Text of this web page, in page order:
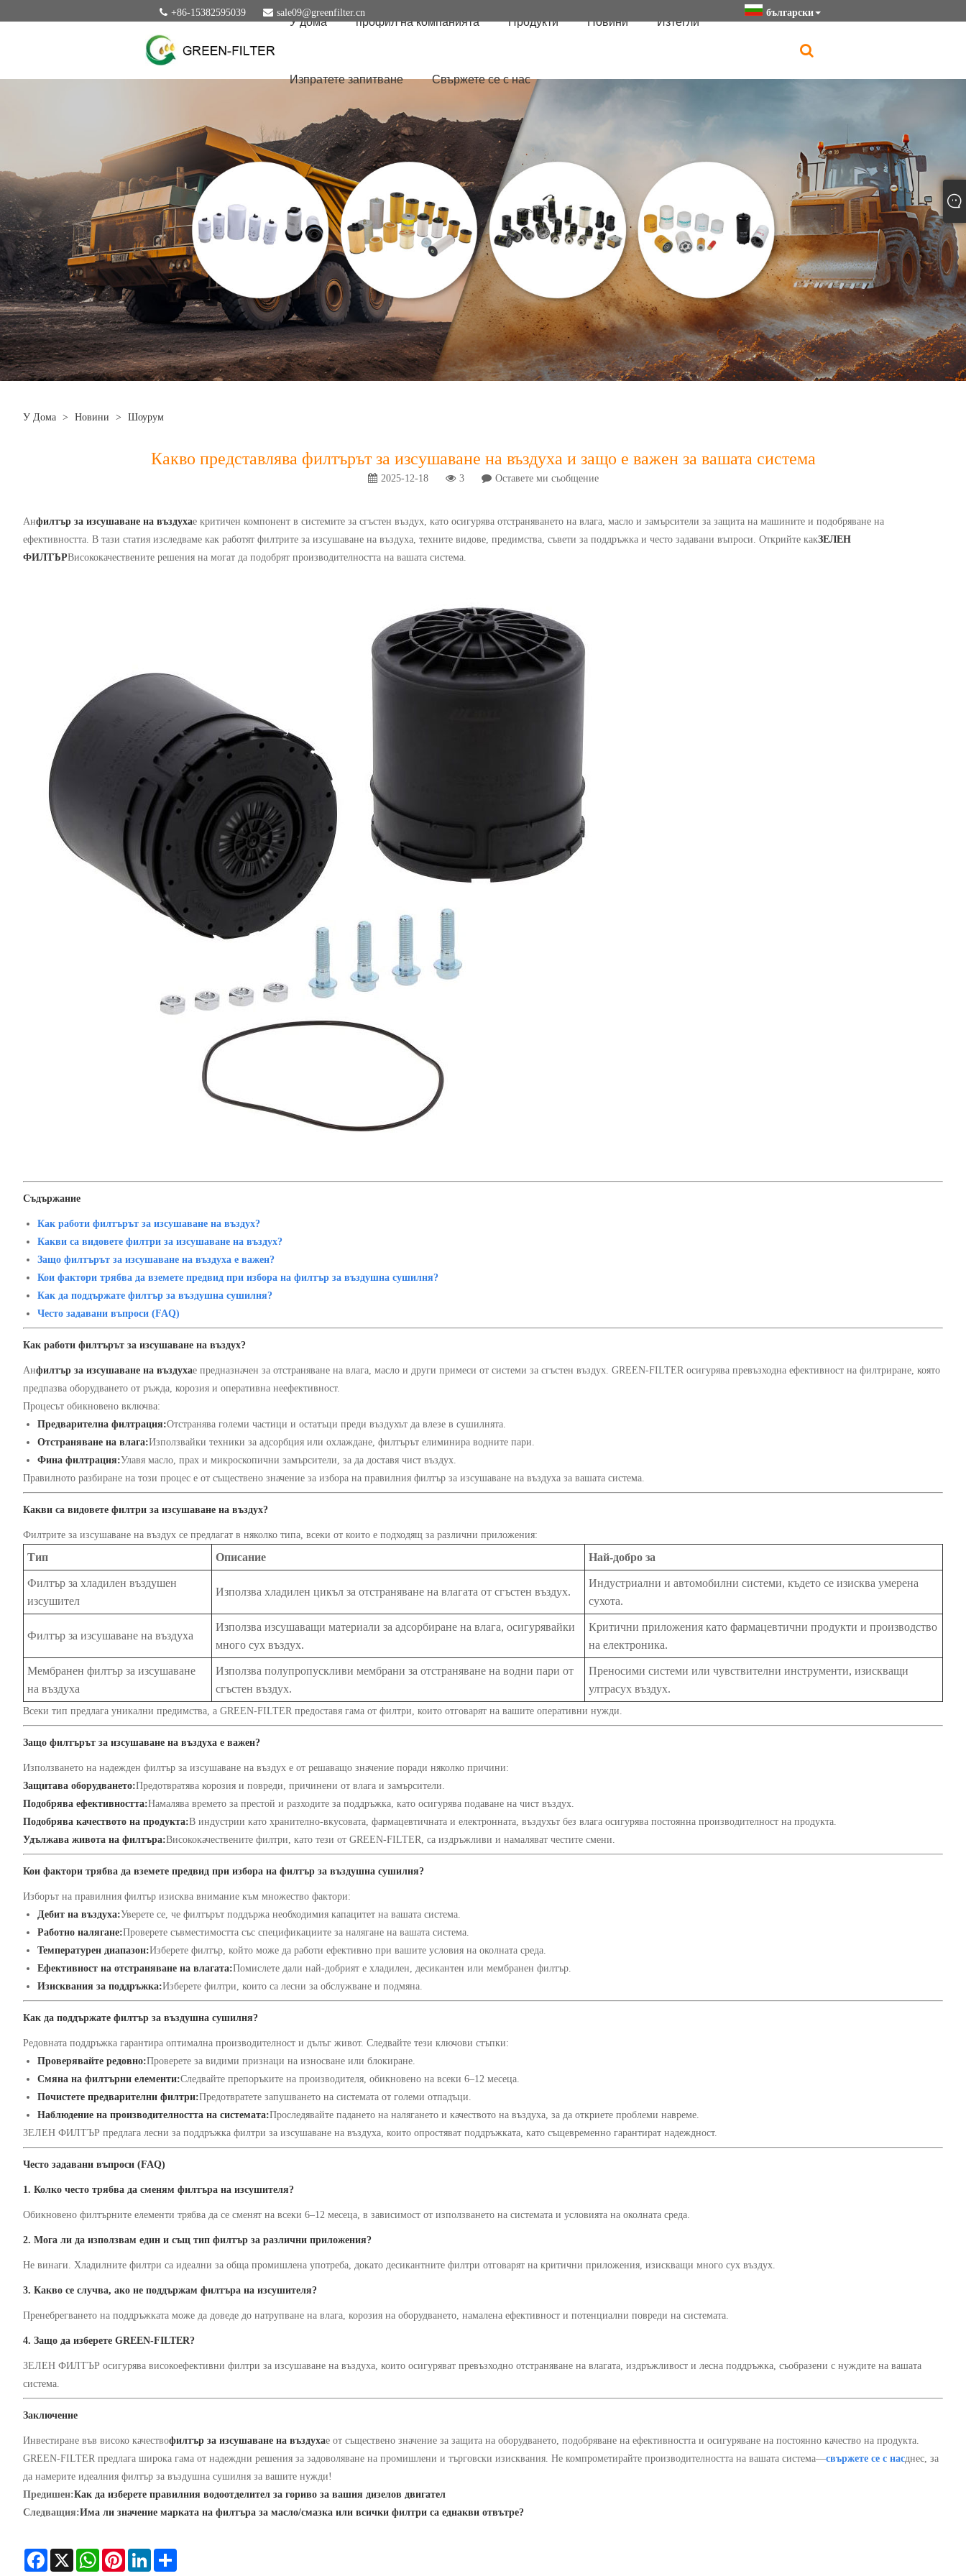
+86-15382595039 sale09@greenfilter.cn български
У дома профил на компанията Продукти Новини Изтегли
Изпратете запитване Свържете се с нас
У Дома > Новини > Шоурум
Какво представлява филтърът за изсушаване на въздуха и защо е важен за вашата система
2025-12-18 3 Оставете ми съобщение
Анфилтър за изсушаване на въздухае критичен компонент в системите за сгъстен въздух, като осигурява отстраняването на влага, масло и замърсители за защита на машините и подобряване на
ефективността. В тази статия изследваме как работят филтрите за изсушаване на въздуха, техните видове, предимства, съвети за поддръжка и често задавани въпроси. Открийте какЗЕЛЕН
ФИЛТЪРВисококачествените решения на могат да подобрят производителността на вашата система.
Съдържание
Как работи филтърът за изсушаване на въздух?
Какви са видовете филтри за изсушаване на въздух?
Защо филтърът за изсушаване на въздуха е важен?
Кои фактори трябва да вземете предвид при избора на филтър за въздушна сушилня?
Как да поддържате филтър за въздушна сушилня?
Често задавани въпроси (FAQ)
Как работи филтърът за изсушаване на въздух?
Анфилтър за изсушаване на въздухае предназначен за отстраняване на влага, масло и други примеси от системи за сгъстен въздух. GREEN-FILTER осигурява превъзходна ефективност на филтриране, която
предпазва оборудването от ръжда, корозия и оперативна неефективност.
Процесът обикновено включва:
Предварителна филтрация:Отстранява големи частици и остатъци преди въздухът да влезе в сушилнята.
Отстраняване на влага:Използвайки техники за адсорбция или охлаждане, филтърът елиминира водните пари.
Фина филтрация:Улавя масло, прах и микроскопични замърсители, за да доставя чист въздух.
Правилното разбиране на този процес е от съществено значение за избора на правилния филтър за изсушаване на въздуха за вашата система.
Какви са видовете филтри за изсушаване на въздух?
Филтрите за изсушаване на въздух се предлагат в няколко типа, всеки от които е подходящ за различни приложения:
Тип Описание Най-добро за
Филтър за хладилен въздушен
изсушител
Използва хладилен цикъл за отстраняване на влагата от сгъстен въздух.
Индустриални и автомобилни системи, където се изисква умерена
сухота.
Филтър за изсушаване на въздуха
Използва изсушаващи материали за адсорбиране на влага, осигурявайки
много сух въздух.
Критични приложения като фармацевтични продукти и производство
на електроника.
Мембранен филтър за изсушаване
на въздуха
Използва полупропускливи мембрани за отстраняване на водни пари от
сгъстен въздух.
Преносими системи или чувствителни инструменти, изискващи
ултрасух въздух.
Всеки тип предлага уникални предимства, а GREEN-FILTER предоставя гама от филтри, които отговарят на вашите оперативни нужди.
Защо филтърът за изсушаване на въздуха е важен?
Използването на надежден филтър за изсушаване на въздух е от решаващо значение поради няколко причини:
Защитава оборудването:Предотвратява корозия и повреди, причинени от влага и замърсители.
Подобрява ефективността:Намалява времето за престой и разходите за поддръжка, като осигурява подаване на чист въздух.
Подобрява качеството на продукта:В индустрии като хранително-вкусовата, фармацевтичната и електронната, въздухът без влага осигурява постоянна производителност на продукта.
Удължава живота на филтъра:Висококачествените филтри, като тези от GREEN-FILTER, са издръжливи и намаляват честите смени.
Кои фактори трябва да вземете предвид при избора на филтър за въздушна сушилня?
Изборът на правилния филтър изисква внимание към множество фактори:
Дебит на въздуха:Уверете се, че филтърът поддържа необходимия капацитет на вашата система.
Работно налягане:Проверете съвместимостта със спецификациите за налягане на вашата система.
Температурен диапазон:Изберете филтър, който може да работи ефективно при вашите условия на околната среда.
Ефективност на отстраняване на влагата:Помислете дали най-добрият е хладилен, десикантен или мембранен филтър.
Изисквания за поддръжка:Изберете филтри, които са лесни за обслужване и подмяна.
Как да поддържате филтър за въздушна сушилня?
Редовната поддръжка гарантира оптимална производителност и дълъг живот. Следвайте тези ключови стъпки:
Проверявайте редовно:Проверете за видими признаци на износване или блокиране.
Смяна на филтърни елементи:Следвайте препоръките на производителя, обикновено на всеки 6–12 месеца.
Почистете предварителни филтри:Предотвратете запушването на системата от големи отпадъци.
Наблюдение на производителността на системата:Проследявайте падането на налягането и качеството на въздуха, за да откриете проблеми навреме.
ЗЕЛЕН ФИЛТЪР предлага лесни за поддръжка филтри за изсушаване на въздуха, които опростяват поддръжката, като същевременно гарантират надеждност.
Често задавани въпроси (FAQ)
1. Колко често трябва да сменям филтъра на изсушителя?
Обикновено филтърните елементи трябва да се сменят на всеки 6–12 месеца, в зависимост от използването на системата и условията на околната среда.
2. Мога ли да използвам един и същ тип филтър за различни приложения?
Не винаги. Хладилните филтри са идеални за обща промишлена употреба, докато десикантните филтри отговарят на критични приложения, изискващи много сух въздух.
3. Какво се случва, ако не поддържам филтъра на изсушителя?
Пренебрегването на поддръжката може да доведе до натрупване на влага, корозия на оборудването, намалена ефективност и потенциални повреди на системата.
4. Защо да изберете GREEN-FILTER?
ЗЕЛЕН ФИЛТЪР осигурява високоефективни филтри за изсушаване на въздуха, които осигуряват превъзходно отстраняване на влагата, издръжливост и лесна поддръжка, съобразени с нуждите на вашата
система.
Заключение
Инвестиране във високо качествофилтър за изсушаване на въздухае от съществено значение за защита на оборудването, подобряване на ефективността и осигуряване на постоянно качество на продукта.
GREEN-FILTER предлага широка гама от надеждни решения за задоволяване на промишлени и търговски изисквания. Не компрометирайте производителността на вашата система—свържете се с насднес, за
да намерите идеалния филтър за въздушна сушилня за вашите нужди!
Предишен:Как да изберете правилния водоотделител за гориво за вашия дизелов двигател
Следващия:Има ли значение марката на филтъра за масло/смазка или всички филтри са еднакви отвътре?
Facebook
X WhatsAppPinterestLinkedIn